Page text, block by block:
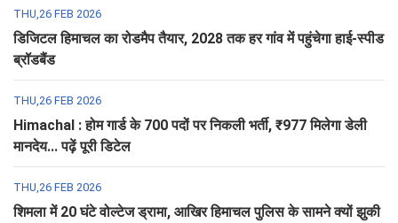
THU,26 FEB 2026
डिजिटल हिमाचल का रोडमैप तैयार, 2028 तक हर गांव में पहुंचेगा हाई-स्पीड
ब्रॉडबैंड
THU,26 FEB 2026
Himachal : होम गार्ड के 700 पदों पर निकली भर्ती, ₹977 मिलेगा डेली
मानदेय... पढ़ें पूरी डिटेल
THU,26 FEB 2026
शिमला में 20 घंटे वोल्टेज ड्रामा, आखिर हिमाचल पुलिस के सामने क्यों झुकी